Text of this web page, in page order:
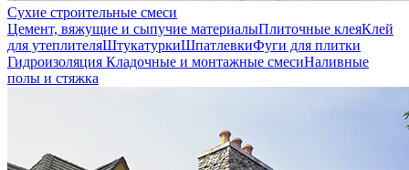
Сухие строительные смеси
Цемент, вяжущие и сыпучие материалыПлиточные клеяКлей
для утеплителяШтукатуркиШпатлевкиФуги для плитки
Гидроизоляция Кладочные и монтажные смесиНаливные
полы и стяжка